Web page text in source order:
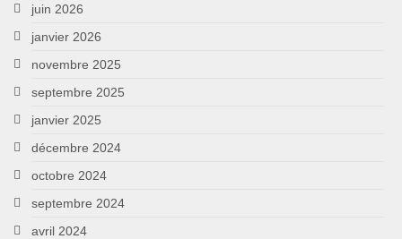
juin 2026
janvier 2026
novembre 2025
septembre 2025
janvier 2025
décembre 2024
octobre 2024
septembre 2024
avril 2024